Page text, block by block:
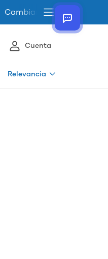
Cambiar el idioma de la
Cuenta
Relevancia